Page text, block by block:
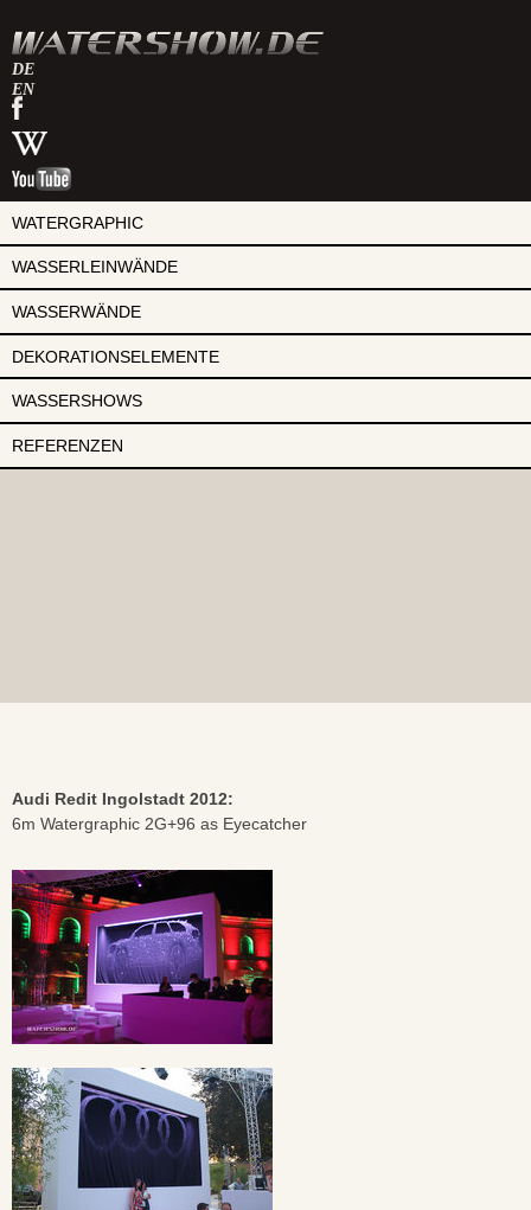
DE
EN
watershow
auf
facebook
watershow
bei
wikipedia
watershow
youtube
WATERGRAPHIC
WASSERLEINWÄNDE
WASSERWÄNDE
DEKORATIONSELEMENTE
WASSERSHOWS
REFERENZEN
Audi Redit Ingolstadt 2012:
6m Watergraphic 2G+96 as Eyecatcher